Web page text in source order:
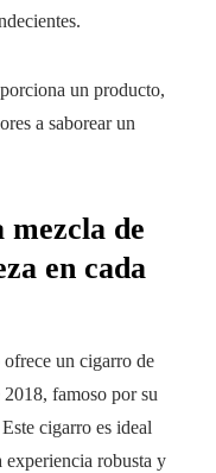
un producto,
a saborear un
de
en cada
un cigarro de
famoso por su
cigarro es ideal
experiencia robusta y